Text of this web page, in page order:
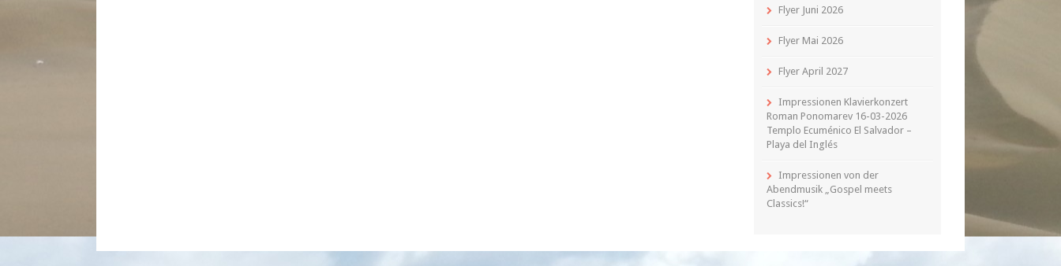
Flyer Juni 2026
Flyer Mai 2026
Flyer April 2027
Impressionen Klavierkonzert
Roman Ponomarev 16-03-2026
Templo Ecuménico El Salvador –
Playa del Inglés
Impressionen von der
Abendmusik „Gospel meets
Classics!“